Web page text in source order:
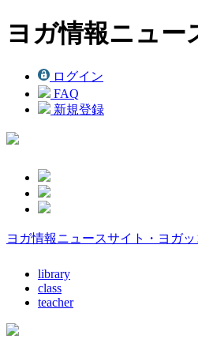
ヨガ情報ニュ
ログイン
FAQ
新規登録
ヨガ情報ニュースサイト・ヨガ
library
class
teacher